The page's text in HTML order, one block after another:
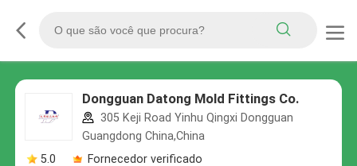
Dongguan Datong Mold Fittings Co.
305 Keji Road Yinhu Qingxi Dongguan
Guangdong China,China
5.0
Fornecedor verificado